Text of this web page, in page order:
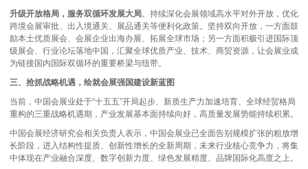
升级开放格局，服务双循环发展大局。持续深化会展领域高水平对外开放，优化
跨境会展审批、出入境通关、展品通关等便利化政策。坚持双向开放，一方面鼓
励本土优质展会、会展企业出海办展、拓展全球市场；另一方面积极引进国际顶
级展会、行业论坛落地中国，汇聚全球优质产业、技术、商贸资源，让会展业成
为链接国内国际双循环的重要桥梁与纽带。
三、抢抓战略机遇，绘就会展强国建设新蓝图
当前，中国会展业处于“十五五”开局起步、新质生产力加速培育、全球经贸格局
重构的三重战略机遇期，产业发展基本面持续向好，高质量发展势能持续积累。
中国会展经济研究会相关负责人表示，中国会展业已全面告别规模扩张的粗放增
长阶段，进入结构性提质、创新性增长的全新周期，未来行业核心竞争力，将集
中体现在产业融合深度、数字创新力度、绿色发展精度、品牌国际化高度之上。